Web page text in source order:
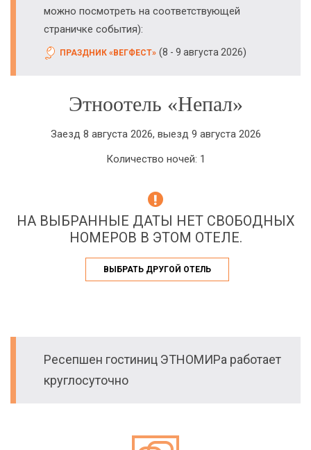
можно посмотреть на соответствующей
страничке события):
ПРАЗДНИК «ВЕГФЕСТ» (8 - 9 августа 2026)
Этноотель «Непал»
Заезд 8 августа 2026, выезд 9 августа 2026
Количество ночей: 1
НА ВЫБРАННЫЕ ДАТЫ НЕТ СВОБОДНЫХ
НОМЕРОВ В ЭТОМ ОТЕЛЕ.
ВЫБРАТЬ ДРУГОЙ ОТЕЛЬ
Ресепшен гостиниц ЭТНОМИРа работает
круглосуточно